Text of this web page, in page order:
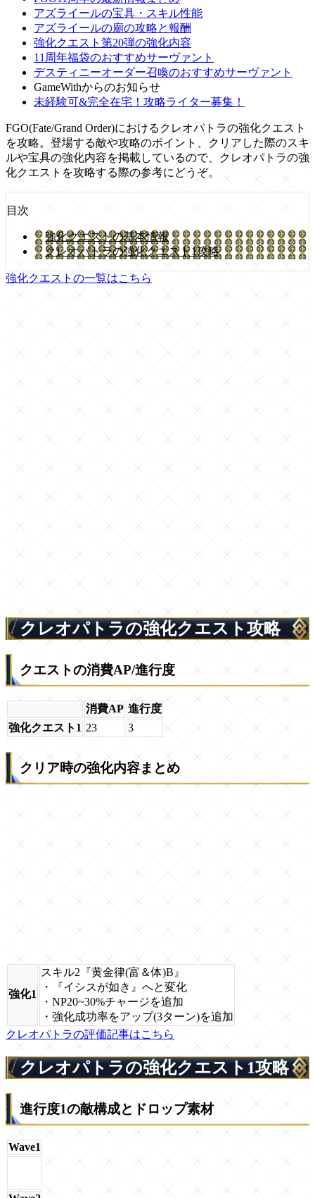
アズライールの宝具・スキル性能
アズライールの廟の攻略と報酬
強化クエスト第20弾の強化内容
11周年福袋のおすすめサーヴァント
デスティニーオーダー召喚のおすすめサーヴァント
GameWithからのお知らせ
未経験可&完全在宅！攻略ライター募集！
FGO(Fate/Grand Order)におけるクレオパトラの強化クエスト
を攻略。登場する敵や攻略のポイント、クリアした際のスキ
ルや宝具の強化内容を掲載しているので、クレオパトラの強
化クエストを攻略する際の参考にどうぞ。
目次
強化クエストの基本情報
クレオパトラの強化クエスト1攻略
強化クエストの一覧はこちら
クレオパトラの強化クエスト攻略
クエストの消費AP/進行度
消費AP 進行度
強化クエスト1 23 3
クリア時の強化内容まとめ
強化1
スキル2『黄金律(富＆体)B』
・『イシスが如き』へと変化
・NP20~30%チャージを追加
・強化成功率をアップ(3ターン)を追加
クレオパトラの評価記事はこちら
クレオパトラの強化クエスト1攻略
進行度1の敵構成とドロップ素材
Wave1